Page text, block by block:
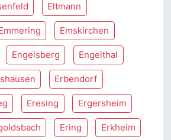
Eltmann
Emskirchen
Engelsberg Engelthal
Erbendorf
Eresing Ergersheim
Ering Erkheim